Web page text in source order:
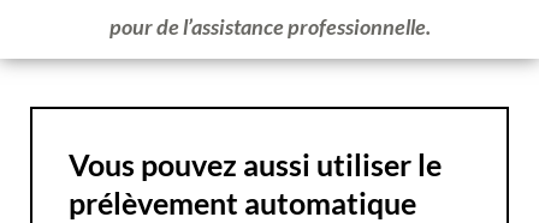
pour de l’assistance professionnelle.
Vous pouvez aussi utiliser le
prélèvement automatique